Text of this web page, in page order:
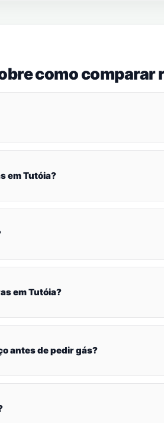
como comparar
em Tutóia?
em Tutóia?
antes de pedir gás?